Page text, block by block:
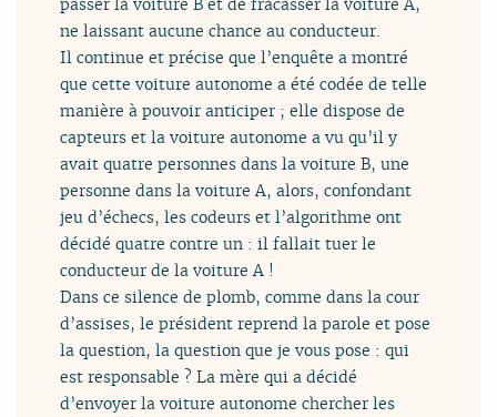
ne laissant aucune chance au conducteur.
Il continue et précise que l’enquête a montré
que cette voiture autonome a été codée de telle
manière à pouvoir anticiper ; elle dispose de
capteurs et la voiture autonome a vu qu’il y
avait quatre personnes dans la voiture B, une
personne dans la voiture A, alors, confondant
jeu d’échecs, les codeurs et l’algorithme ont
décidé quatre contre un : il fallait tuer le
conducteur de la voiture A !
Dans ce silence de plomb, comme dans la cour
d’assises, le président reprend la parole et pose
la question, la question que je vous pose : qui
est responsable ? La mère qui a décidé
d’envoyer la voiture autonome chercher les